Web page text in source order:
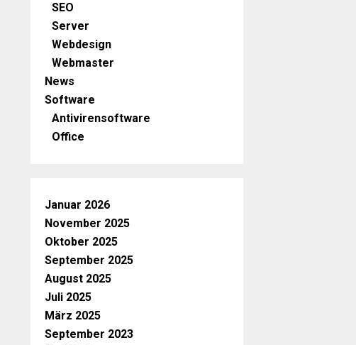
SEO
Server
Webdesign
Webmaster
News
Software
Antivirensoftware
Office
Januar 2026
November 2025
Oktober 2025
September 2025
August 2025
Juli 2025
März 2025
September 2023